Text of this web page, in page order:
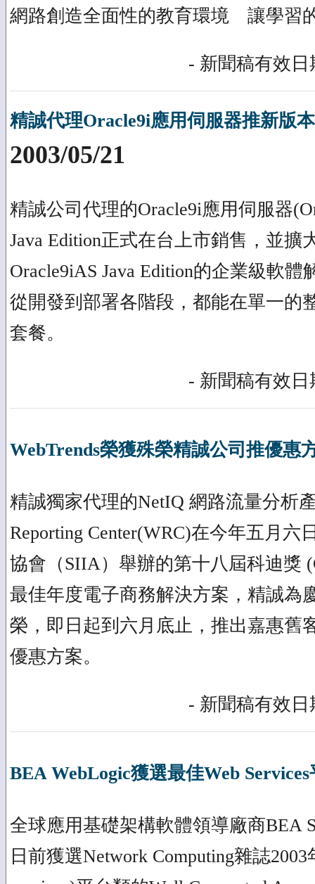
網路創造全面性的教育環境 讓學習
- 新聞稿有效日
精誠代理Oracle9i應用伺服器推新版
2003/05/21
精誠公司代理的Oracle9i應用伺服器
Java Edition正式在台上市銷售，並擴
Oracle9iAS Java Edition的企業級軟
從開發到部署各階段，都能在單一的
套餐。
- 新聞稿有效日
WebTrends榮獲殊榮精誠公司推優惠
精誠獨家代理的NetIQ 網路流量分析
Reporting Center(WRC)在今年五月六
協會（SIIA）舉辦的第十八屆科迪獎
最佳年度電子商務解決方案，精誠為
榮，即日起到六月底止，推出嘉惠舊
優惠方案。
- 新聞稿有效日
BEA WebLogic獲選最佳Web Services
全球應用基礎架構軟體領導廠商BEA
日前獲選Network Computing雜誌